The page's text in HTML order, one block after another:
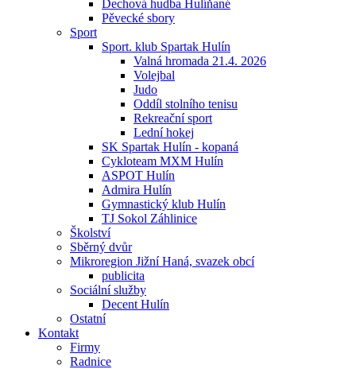
Dechová hudba Hulíňané
Pěvecké sbory
Sport
Sport. klub Spartak Hulín
Valná hromada 21.4. 2026
Volejbal
Judo
Oddíl stolního tenisu
Rekreační sport
Lední hokej
SK Spartak Hulín - kopaná
Cykloteam MXM Hulín
ASPOT Hulín
Admira Hulín
Gymnastický klub Hulín
TJ Sokol Záhlinice
Školství
Sběrný dvůr
Mikroregion Jižní Haná, svazek obcí
publicita
Sociální služby
Decent Hulín
Ostatní
Kontakt
Firmy
Radnice